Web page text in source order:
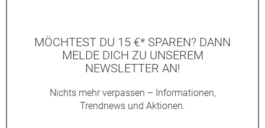
MÖCHTEST DU 15 €* SPAREN? DANN
MELDE DICH ZU UNSEREM
NEWSLETTER AN!
Nichts mehr verpassen – Informationen,
Trendnews und Aktionen.